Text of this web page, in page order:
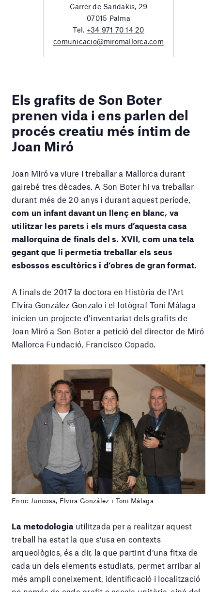
Carrer de Saridakis, 29
07015 Palma
Tel. +34 971 70 14 20
comunicacio@miromallorca.com
Els grafits de Son Boter
prenen vida i ens parlen del
procés creatiu més íntim de
Joan Miró
Joan Miró va viure i treballar a Mallorca durant
gairebé tres dècades. A Son Boter hi va treballar
durant més de 20 anys i durant aquest període,
com un infant davant un llenç en blanc, va
utilitzar les parets i els murs d’aquesta casa
mallorquina de finals del s. XVII, com una tela
gegant que li permetia treballar els seus
esbossos escultòrics i d’obres de gran format.
A finals de 2017 la doctora en Història de l’Art
Elvira González Gonzalo i el fotògraf Toni Málaga
inicien un projecte d’inventariat dels grafits de
Joan Miró a Son Boter a petició del director de Miró
Mallorca Fundació, Francisco Copado.
Enric Juncosa, Elvira González i Toni Málaga
La metodologia utilitzada per a realitzar aquest
treball ha estat la que s’usa en contexts
arqueològics, és a dir, la que partint d’una fitxa de
cada un dels elements estudiats, permet arribar al
més ampli coneixement, identificació i localització